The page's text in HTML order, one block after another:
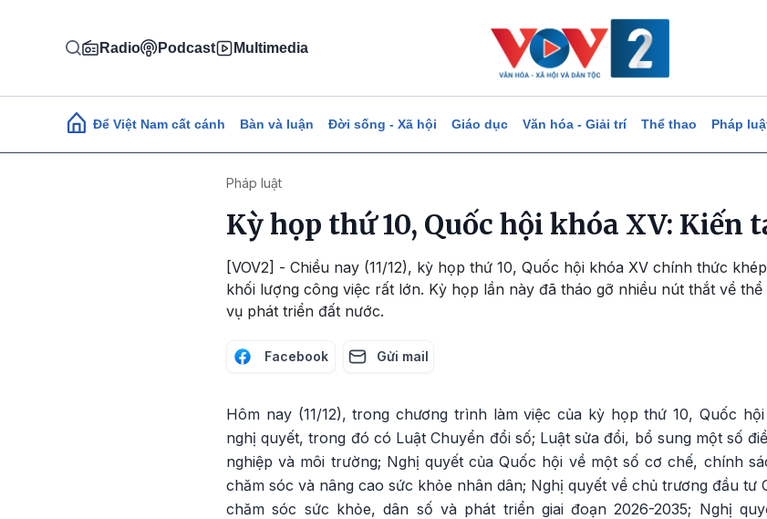
Radio Podcast Multimedia
Main navigation
Để Việt Nam cất cánh Bàn và luận Đời sống - Xã hội Giáo dục Văn hóa - Giải trí Thể thao Pháp
Pháp luật
Kỳ họp thứ 10, Quốc hội khóa XV: Kiến
[VOV2] - Chiều nay (11/12), kỳ họp thứ 10, Quốc hội khóa XV chính thức
khối lượng công việc rất lớn. Kỳ họp lần này đã tháo gỡ nhiều nút thắt về
vụ phát triển đất nước.
Facebook Gửi mail
Hôm nay (11/12), trong chương trình làm việc của kỳ họp thứ 10, Quốc
nghị quyết, trong đó có Luật Chuyển đổi số; Luật sửa đổi, bổ sung một số
nghiệp và môi trường; Nghị quyết của Quốc hội về một số cơ chế, chính
chăm sóc và nâng cao sức khỏe nhân dân; Nghị quyết về chủ trương đầu tư
chăm sóc sức khỏe, dân số và phát triển giai đoạn 2026-2035; Nghị